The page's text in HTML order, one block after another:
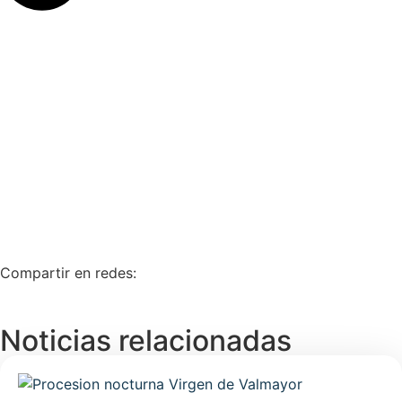
Compartir en redes:
Noticias relacionadas